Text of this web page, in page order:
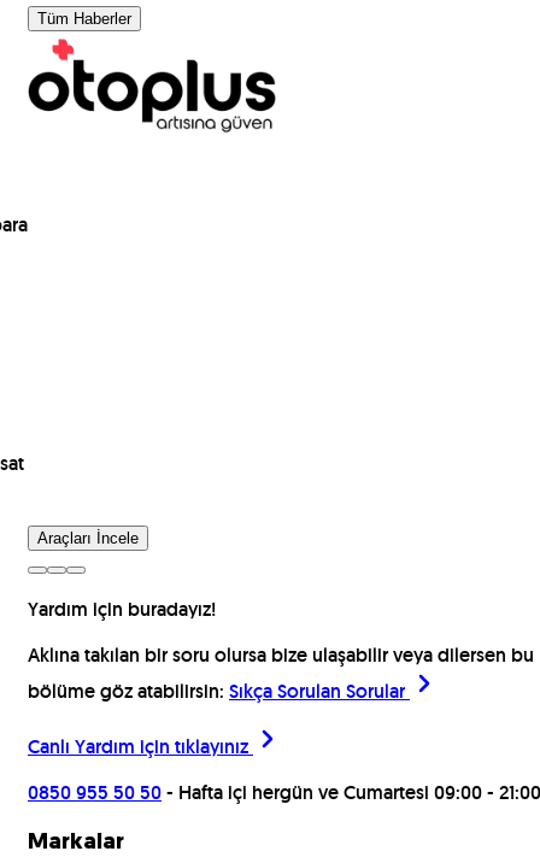
Tüm Haberler
Araçları İncele
Yardım için buradayız!
Aklına takılan bir soru olursa bize ulaşabilir veya dilersen bu
bölüme göz atabilirsin: Sıkça Sorulan Sorular
Canlı Yardım için tıklayınız
0850 955 50 50- Hafta içi hergün ve Cumartesi 09:00 - 21:00
Markalar